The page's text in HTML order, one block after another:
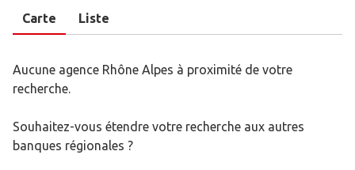
Carte Liste
Aucune agence Rhône Alpes à proximité de votre
recherche.
Souhaitez-vous étendre votre recherche aux autres
banques régionales ?